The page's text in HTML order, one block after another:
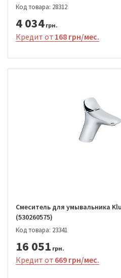
Код товара: 28312
4 034 грн.
Кредит от 168 грн/мес.
Смеситель для умывальника
(530260575)
Код товара: 23341
16 051 грн.
Кредит от 669 грн/мес.